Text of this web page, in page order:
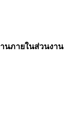
นภายในส่วนงาน